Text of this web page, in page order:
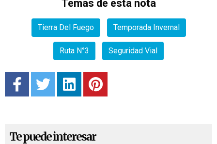
Temas de esta nota
Tierra Del Fuego Temporada Invernal
Ruta N°3 Seguridad Vial
Te puede interesar